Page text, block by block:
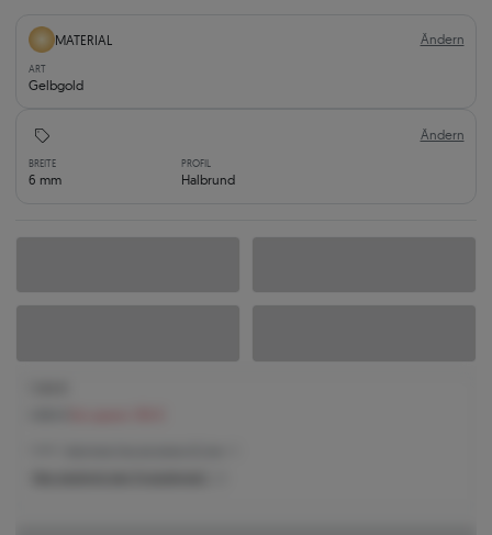
MATERIAL Ändern
ART
Gelbgold
Ändern
BREITE
6 mm
PROFIL
Halbrund